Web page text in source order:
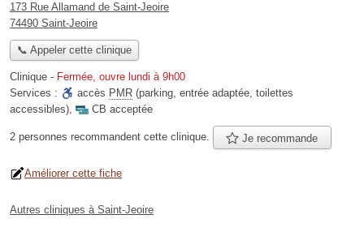
173 Rue Allamand de Saint-Jeoire
74490 Saint-Jeoire
📞 Appeler cette clinique
Clinique - Fermée, ouvre lundi à 9h00
Services :
accès PMR (parking, entrée adaptée, toilettes
accessibles), CB acceptée
2 personnes recommandent cette clinique. Je recommande
Améliorer cette fiche
Autres cliniques à Saint-Jeoire